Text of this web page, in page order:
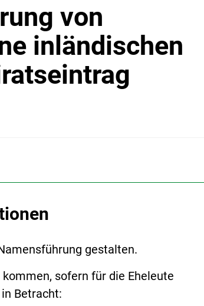
von
inländischen
gestalten.
sofern für die Eheleute
Betracht: